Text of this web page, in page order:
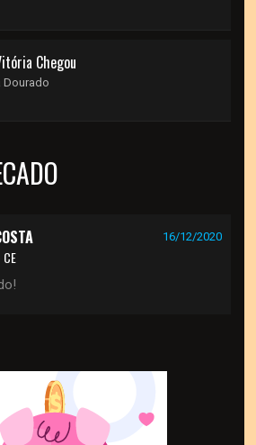
Chegou
Dourado
16/12/2020